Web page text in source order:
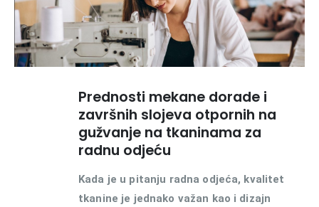
Prednosti mekane dorade i
završnih slojeva otpornih na
gužvanje na tkaninama za
radnu odjeću
Kada je u pitanju radna odjeća, kvalitet
tkanine je jednako važan kao i dizajn